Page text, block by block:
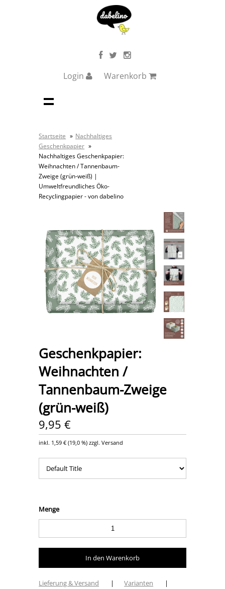
Login Warenkorb
Startseite » Nachhaltiges
Geschenkpapier »
Nachhaltiges Geschenkpapier:
Weihnachten / Tannenbaum-
Zweige (grün-weiß) |
Umweltfreundliches Öko-
Recyclingpapier - von dabelino
Geschenkpapier:
Weihnachten /
Tannenbaum-Zweige
(grün-weiß)
9,95 €
inkl. 1,59 € (19,0 %) zzgl. Versand
Menge
Lieferung & Versand | Varianten |